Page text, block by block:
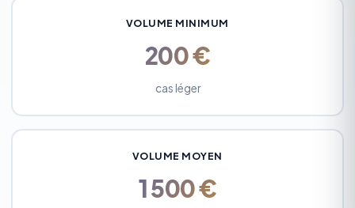
VOLUME MINIMUM
200 €
cas léger
VOLUME MOYEN
1 500 €